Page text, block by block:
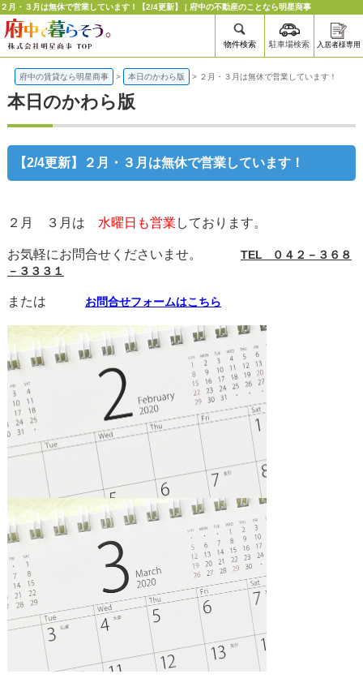
２月・３月は無休で営業しています！【2/4更新】 | 府中の不動産のことなら明星商事
物件検索 駐車場検索 入居者様専用
府中の賃貸なら明星商事 > 本日のかわら版 > ２月・３月は無休で営業しています！
本日のかわら版
【2/4更新】２月・３月は無休で営業しています！
２月 ３月は 水曜日も営業 しております。
お気軽にお問合せくださいませ。 TEL ０４２－３６８
－３３３１
または お問合せフォームはこちら